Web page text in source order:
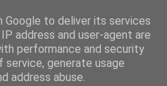
Google to deliver its services
address and user-agent are
performance and security
generate usage
address abuse.